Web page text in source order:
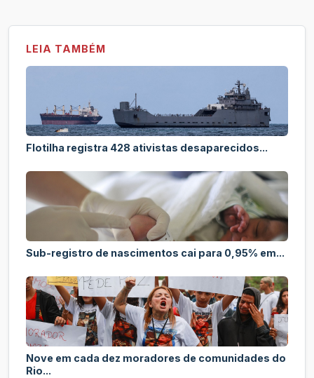
LEIA TAMBÉM
Flotilha registra 428 ativistas desaparecidos...
Sub-registro de nascimentos cai para 0,95% em...
Nove em cada dez moradores de comunidades do
Rio...